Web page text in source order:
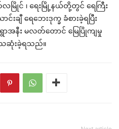
မြိုင် ၊ ရေးမြို့နယ်တို့တွင် ရေကြီး
းချီ ရေဘေးဒုက္ခ ခံစားခဲ့ရပြီး
ာအနီး မလတ်တောင် မြေပြိုကျမှု
ေဆုံးခဲ့ရသည်။